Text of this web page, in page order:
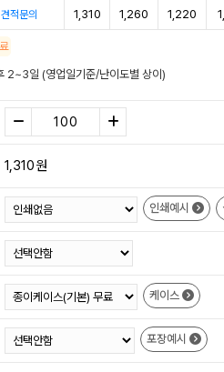
견적문의 1,310 1,260 1,220
2~3일 (영업일기준/난이도별 상이)
1,310원
인쇄예시
케이스
포장예시